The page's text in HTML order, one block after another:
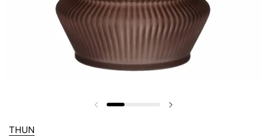
Diapositiva precedente
THUN